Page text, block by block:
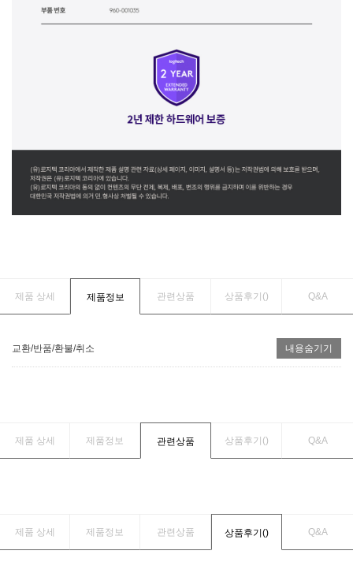
제품 상세 제품정보 관련상품 상품후기() Q&A
교환/반품/환불/취소 내용숨기기
제품 상세 제품정보 관련상품 상품후기() Q&A
제품 상세 제품정보 관련상품 상품후기() Q&A